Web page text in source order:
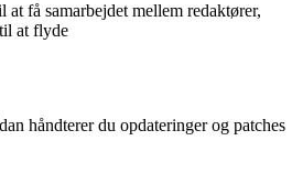
få samarbejdet mellem redaktører,
at flyde
håndterer du opdateringer og patches